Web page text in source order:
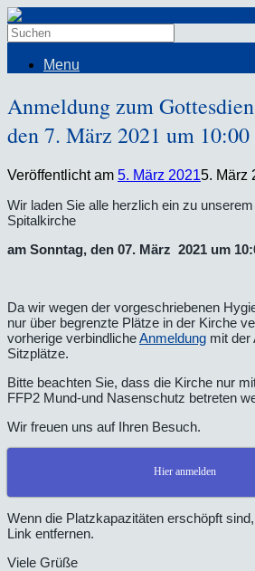
Menu
Anmeldung zum
den 7. März 2021 um
Veröffentlicht am 5. März 20215. März
Wir laden Sie alle herzlich ein zu
Spitalkirche
am Sonntag, den 07. März 2021 um
Da wir wegen der vorgeschriebenen
nur über begrenzte Plätze in der Kirche
vorherige verbindlicheAnmeldung mit der
Sitzplätze.
Bitte beachten Sie, dass die Kirche nur
FFP2 Mund-und Nasenschutz betreten
Wir freuen uns auf Ihren Besuch.
Hier anmelden
Wenn die Platzkapazitäten erschöpft
Link entfernen.
Viele Grüße